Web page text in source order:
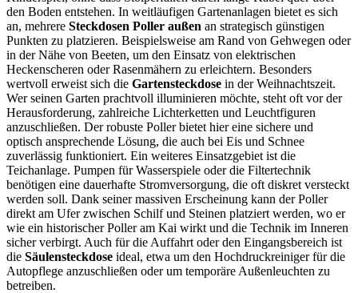
den Boden entstehen. In weitläufigen Gartenanlagen bietet es sich
an, mehrere Steckdosen Poller außen an strategisch günstigen
Punkten zu platzieren. Beispielsweise am Rand von Gehwegen oder
in der Nähe von Beeten, um den Einsatz von elektrischen
Heckenscheren oder Rasenmähern zu erleichtern. Besonders
wertvoll erweist sich die Gartensteckdose in der Weihnachtszeit.
Wer seinen Garten prachtvoll illuminieren möchte, steht oft vor der
Herausforderung, zahlreiche Lichterketten und Leuchtfiguren
anzuschließen. Der robuste Poller bietet hier eine sichere und
optisch ansprechende Lösung, die auch bei Eis und Schnee
zuverlässig funktioniert. Ein weiteres Einsatzgebiet ist die
Teichanlage. Pumpen für Wasserspiele oder die Filtertechnik
benötigen eine dauerhafte Stromversorgung, die oft diskret versteckt
werden soll. Dank seiner massiven Erscheinung kann der Poller
direkt am Ufer zwischen Schilf und Steinen platziert werden, wo er
wie ein historischer Poller am Kai wirkt und die Technik im Inneren
sicher verbirgt. Auch für die Auffahrt oder den Eingangsbereich ist
die Säulensteckdose ideal, etwa um den Hochdruckreiniger für die
Autopflege anzuschließen oder um temporäre Außenleuchten zu
betreiben.